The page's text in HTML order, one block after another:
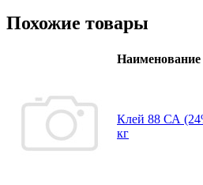
Похожие товары
Наименование
Клей 88 СА
кг